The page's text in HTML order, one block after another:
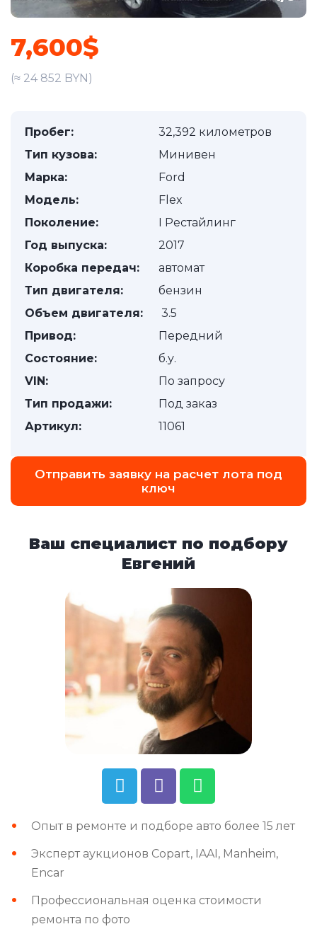
7,600$
(≈ 24 852 BYN)
Пробег:
32,392 километров
Тип кузова:
Минивен
Марка:
Ford
Модель:
Flex
Поколение:
I Рестайлинг
Год выпуска:
2017
Коробка передач:
автомат
Тип двигателя:
бензин
Объем двигателя:
3.5
Привод:
Передний
Состояние:
б.у.
VIN:
По запросу
Тип продажи:
Под заказ
Артикул:
11061
Отправить заявку на расчет лота под
ключ
Ваш специалист по подбору
Евгений
Опыт в ремонте и подборе авто более 15 лет
Эксперт аукционов Copart, IAAI, Manheim,
Encar
Профессиональная оценка стоимости
ремонта по фото